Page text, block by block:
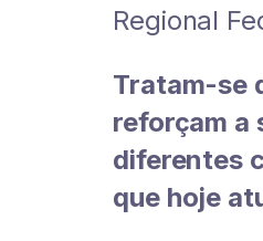
Regional
Tratam-se
reforçam a
diferentes
que hoje